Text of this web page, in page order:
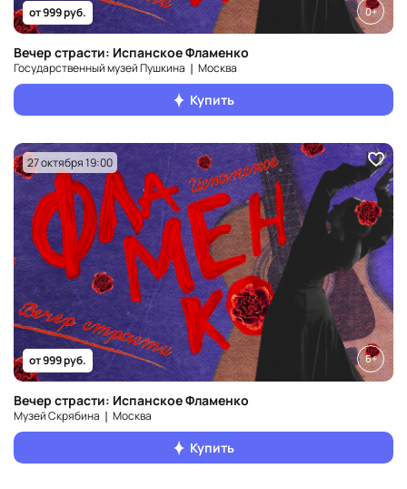
от 999 руб. 0+
Вечер страсти: Испанское Фламенко
Государственный музей Пушкина ❘ Москва
Купить
27 октября 19:00
от 999 руб. 6+
Вечер страсти: Испанское Фламенко
Музей Скрябина ❘ Москва
Купить